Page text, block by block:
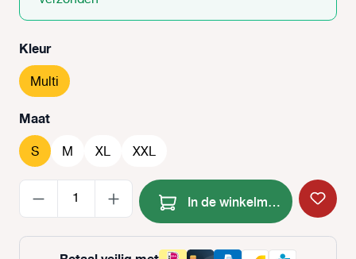
Selecteer
Kleur
Multi
Selecteer
Maat
S M XL XXL
Producthoeveelheid: Voer
In de winkelmand